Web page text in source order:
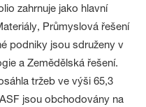
zahrnuje jako hlavní
Průmyslová řešení
podniky jsou sdruženy v
a Zemědělská řešení.
tržeb ve výši 65,3
jsou obchodovány na